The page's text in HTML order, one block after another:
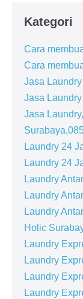
Kategori
Cara
Cara
Jasa Laundry
Jasa
Jasa
Laundry 24
Laundry 24
Laundry
Laundry
Laundry
Holic
Laundry
Laundry
Laundry
Laundry